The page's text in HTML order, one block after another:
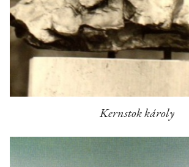
Kernstok károly